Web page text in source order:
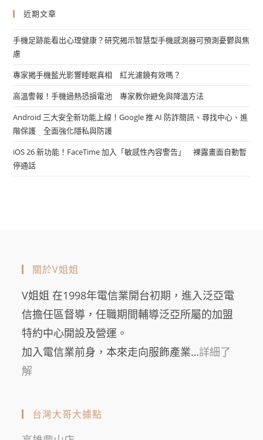
近期文章
手機足跡能看出心理健康？研究揭示智慧型手機感測器可預測憂鬱與焦
慮
專家揭手機藍光影響睡眠真相 紅光濾鏡有效嗎？
高溫警報！手機過熱恐損電池 專家教你避免與降溫方法
Android 三大安全新功能上線！Google 推 AI 防詐簡訊、尋找中心、進
階保護 全面強化隱私與防護
iOS 26 新功能！FaceTime 加入「敏感性內容警告」 裸露畫面自動暫
停通話
關於V姐姐
V姐姐 在1998年電信業開台初期，進入泛亞電
信擔任區督導，任職期間輔導泛亞所屬的加盟
特約中心開設及營運。
加入電信業前身，本來走向服飾產業…詳細了
解
台灣大哥大據點